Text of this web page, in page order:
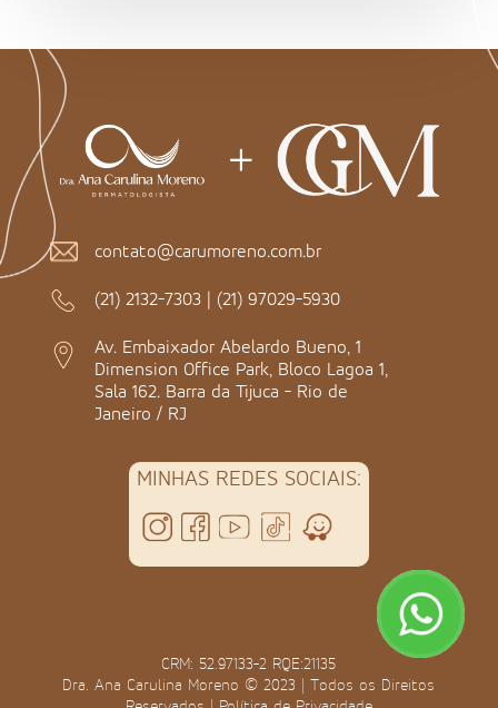
contato@carumoreno.com.br
(21) 2132-7303 | (21) 97029-5930
Av. Embaixador Abelardo Bueno, 1
Dimension Office Park, Bloco Lagoa 1,
Sala 162. Barra da Tijuca - Rio de
Janeiro / RJ
MINHAS REDES SOCIAIS:
CRM: 52.97133-2 RQE:21135
Dra. Ana Carulina Moreno © 2023 | Todos os Direitos